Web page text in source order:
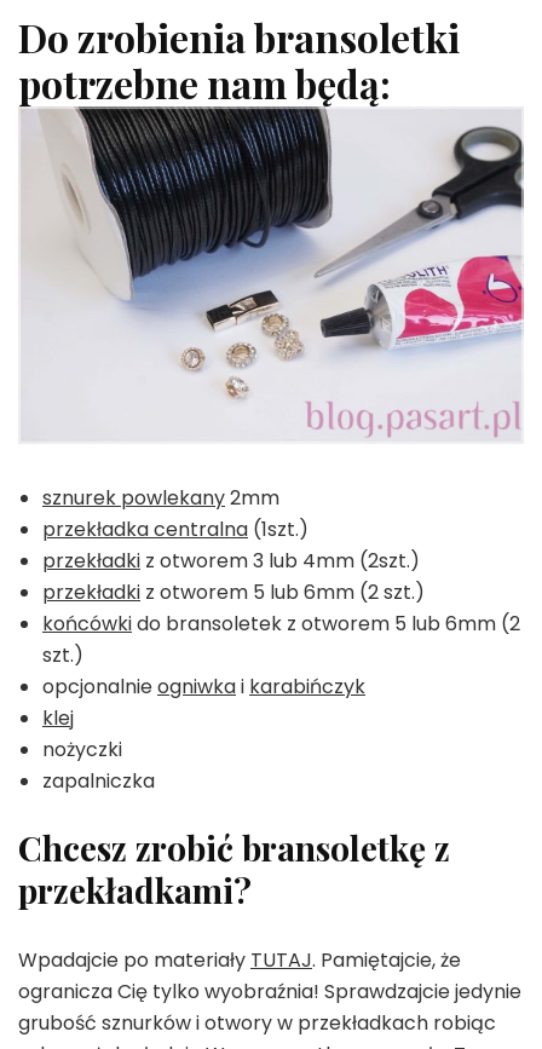
Do zrobienia bransoletki
potrzebne nam będą:
sznurek powlekany2mm
przekładka centralna (1szt.)
przekładki z otworem 3 lub 4mm (2szt.)
przekładki z otworem 5 lub 6mm (2 szt.)
końcówkido bransoletek z otworem 5 lub 6mm (2
szt.)
opcjonalnieogniwkai karabińczyk
klej
nożyczki
zapalniczka
Chcesz zrobić bransoletkę z
przekładkami?
Wpadajcie po materiały TUTAJ. Pamiętajcie, że
ogranicza Cię tylko wyobraźnia! Sprawdzajcie jedynie
grubość sznurków i otwory w przekładkach robiąc